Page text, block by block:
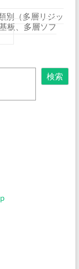
別（多層リジッ
板、多層ソフ
検索